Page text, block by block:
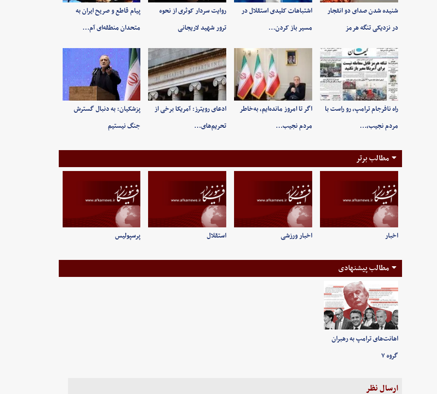
شنیده شدن صدای دو انفجار
در نزدیکی تنگه هرمز
اشتباهات کلیدی استقلال در
مسیر باز کردن…
روایت سردار کوثری از نحوه
ترور شهید لاریجانی
پیام قاطع و صریح ایران به
متحدان منطقه‌ای آم…
راه نافرجام ترامپ، رو راست با
مردم نجیب،…
اگر تا امروز مانده‌ایم، به‌خاطر
مردم نجیب…
ادعای رویترز: آمریکا برخی از
تحریم‌های…
پزشکیان: به‌ دنبال گسترش
جنگ نیستیم
مطالب برتر
اخبار اخبار ورزشی استقلال پرسپولیس
مطالب پیشنهادی
اهانت‌های ترامپ به رهبران
گروه ۷
ارسال نظر